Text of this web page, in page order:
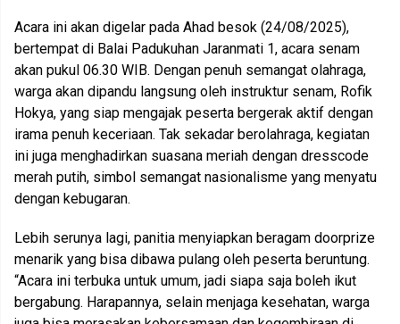
Acara ini akan digelar pada Ahad besok (24/08/2025),
bertempat di Balai Padukuhan Jaranmati 1, acara senam
akan pukul 06.30 WIB. Dengan penuh semangat olahraga,
warga akan dipandu langsung oleh instruktur senam, Rofik
Hokya, yang siap mengajak peserta bergerak aktif dengan
irama penuh keceriaan. Tak sekadar berolahraga, kegiatan
ini juga menghadirkan suasana meriah dengan dresscode
merah putih, simbol semangat nasionalisme yang menyatu
dengan kebugaran.
Lebih serunya lagi, panitia menyiapkan beragam doorprize
menarik yang bisa dibawa pulang oleh peserta beruntung.
“Acara ini terbuka untuk umum, jadi siapa saja boleh ikut
bergabung. Harapannya, selain menjaga kesehatan, warga